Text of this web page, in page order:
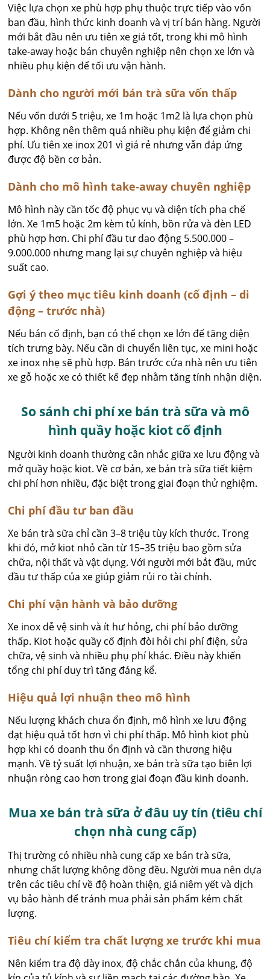
Việc lựa chọn xe phù hợp phụ thuộc trực tiếp vào vốn
ban đầu, hình thức kinh doanh và vị trí bán hàng. Người
mới bắt đầu nên ưu tiên xe giá tốt, trong khi mô hình
take-away hoặc bán chuyên nghiệp nên chọn xe lớn và
nhiều phụ kiện để tối ưu vận hành.
Dành cho người mới bán trà sữa vốn thấp
Nếu vốn dưới 5 triệu, xe 1m hoặc 1m2 là lựa chọn phù
hợp. Không nên thêm quá nhiều phụ kiện để giảm chi
phí. Ưu tiên xe inox 201 vì giá rẻ nhưng vẫn đáp ứng
được độ bền cơ bản.
Dành cho mô hình take-away chuyên nghiệp
Mô hình này cần tốc độ phục vụ và diện tích pha chế
lớn. Xe 1m5 hoặc 2m kèm tủ kính, bồn rửa và đèn LED
phù hợp hơn. Chi phí đầu tư dao động 5.500.000 –
9.000.000 nhưng mang lại sự chuyên nghiệp và hiệu
suất cao.
Gợi ý theo mục tiêu kinh doanh (cố định – di
động – trước nhà)
Nếu bán cố định, bạn có thể chọn xe lớn để tăng diện
tích trưng bày. Nếu cần di chuyển liên tục, xe mini hoặc
xe inox nhẹ sẽ phù hợp. Bán trước cửa nhà nên ưu tiên
xe gỗ hoặc xe có thiết kế đẹp nhằm tăng tính nhận diện.
So sánh chi phí xe bán trà sữa và mô
hình quầy hoặc kiot cố định
Người kinh doanh thường cân nhắc giữa xe lưu động và
mở quầy hoặc kiot. Về cơ bản, xe bán trà sữa tiết kiệm
chi phí hơn nhiều, đặc biệt trong giai đoạn thử nghiệm.
Chi phí đầu tư ban đầu
Xe bán trà sữa chỉ cần 3–8 triệu tùy kích thước. Trong
khi đó, mở kiot nhỏ cần từ 15–35 triệu bao gồm sửa
chữa, nội thất và vật dụng. Với người mới bắt đầu, mức
đầu tư thấp của xe giúp giảm rủi ro tài chính.
Chi phí vận hành và bảo dưỡng
Xe inox dễ vệ sinh và ít hư hỏng, chi phí bảo dưỡng
thấp. Kiot hoặc quầy cố định đòi hỏi chi phí điện, sửa
chữa, vệ sinh và nhiều phụ phí khác. Điều này khiến
tổng chi phí duy trì tăng đáng kể.
Hiệu quả lợi nhuận theo mô hình
Nếu lượng khách chưa ổn định, mô hình xe lưu động
đạt hiệu quả tốt hơn vì chi phí thấp. Mô hình kiot phù
hợp khi có doanh thu ổn định và cần thương hiệu
mạnh. Về tỷ suất lợi nhuận, xe bán trà sữa tạo biên lợi
nhuận ròng cao hơn trong giai đoạn đầu kinh doanh.
Mua xe bán trà sữa ở đâu uy tín (tiêu chí
chọn nhà cung cấp)
Thị trường có nhiều nhà cung cấp xe bán trà sữa,
nhưng chất lượng không đồng đều. Người mua nên dựa
trên các tiêu chí về độ hoàn thiện, giá niêm yết và dịch
vụ bảo hành để tránh mua phải sản phẩm kém chất
lượng.
Tiêu chí kiểm tra chất lượng xe trước khi mua
Nên kiểm tra độ dày inox, độ chắc chắn của khung, độ